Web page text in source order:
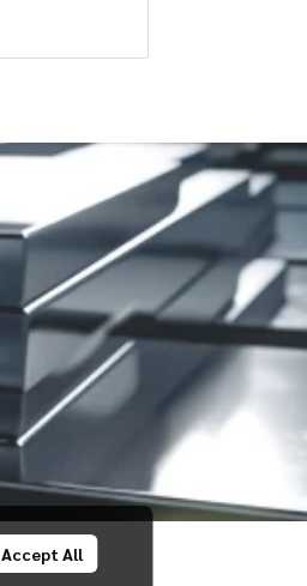
Accept All